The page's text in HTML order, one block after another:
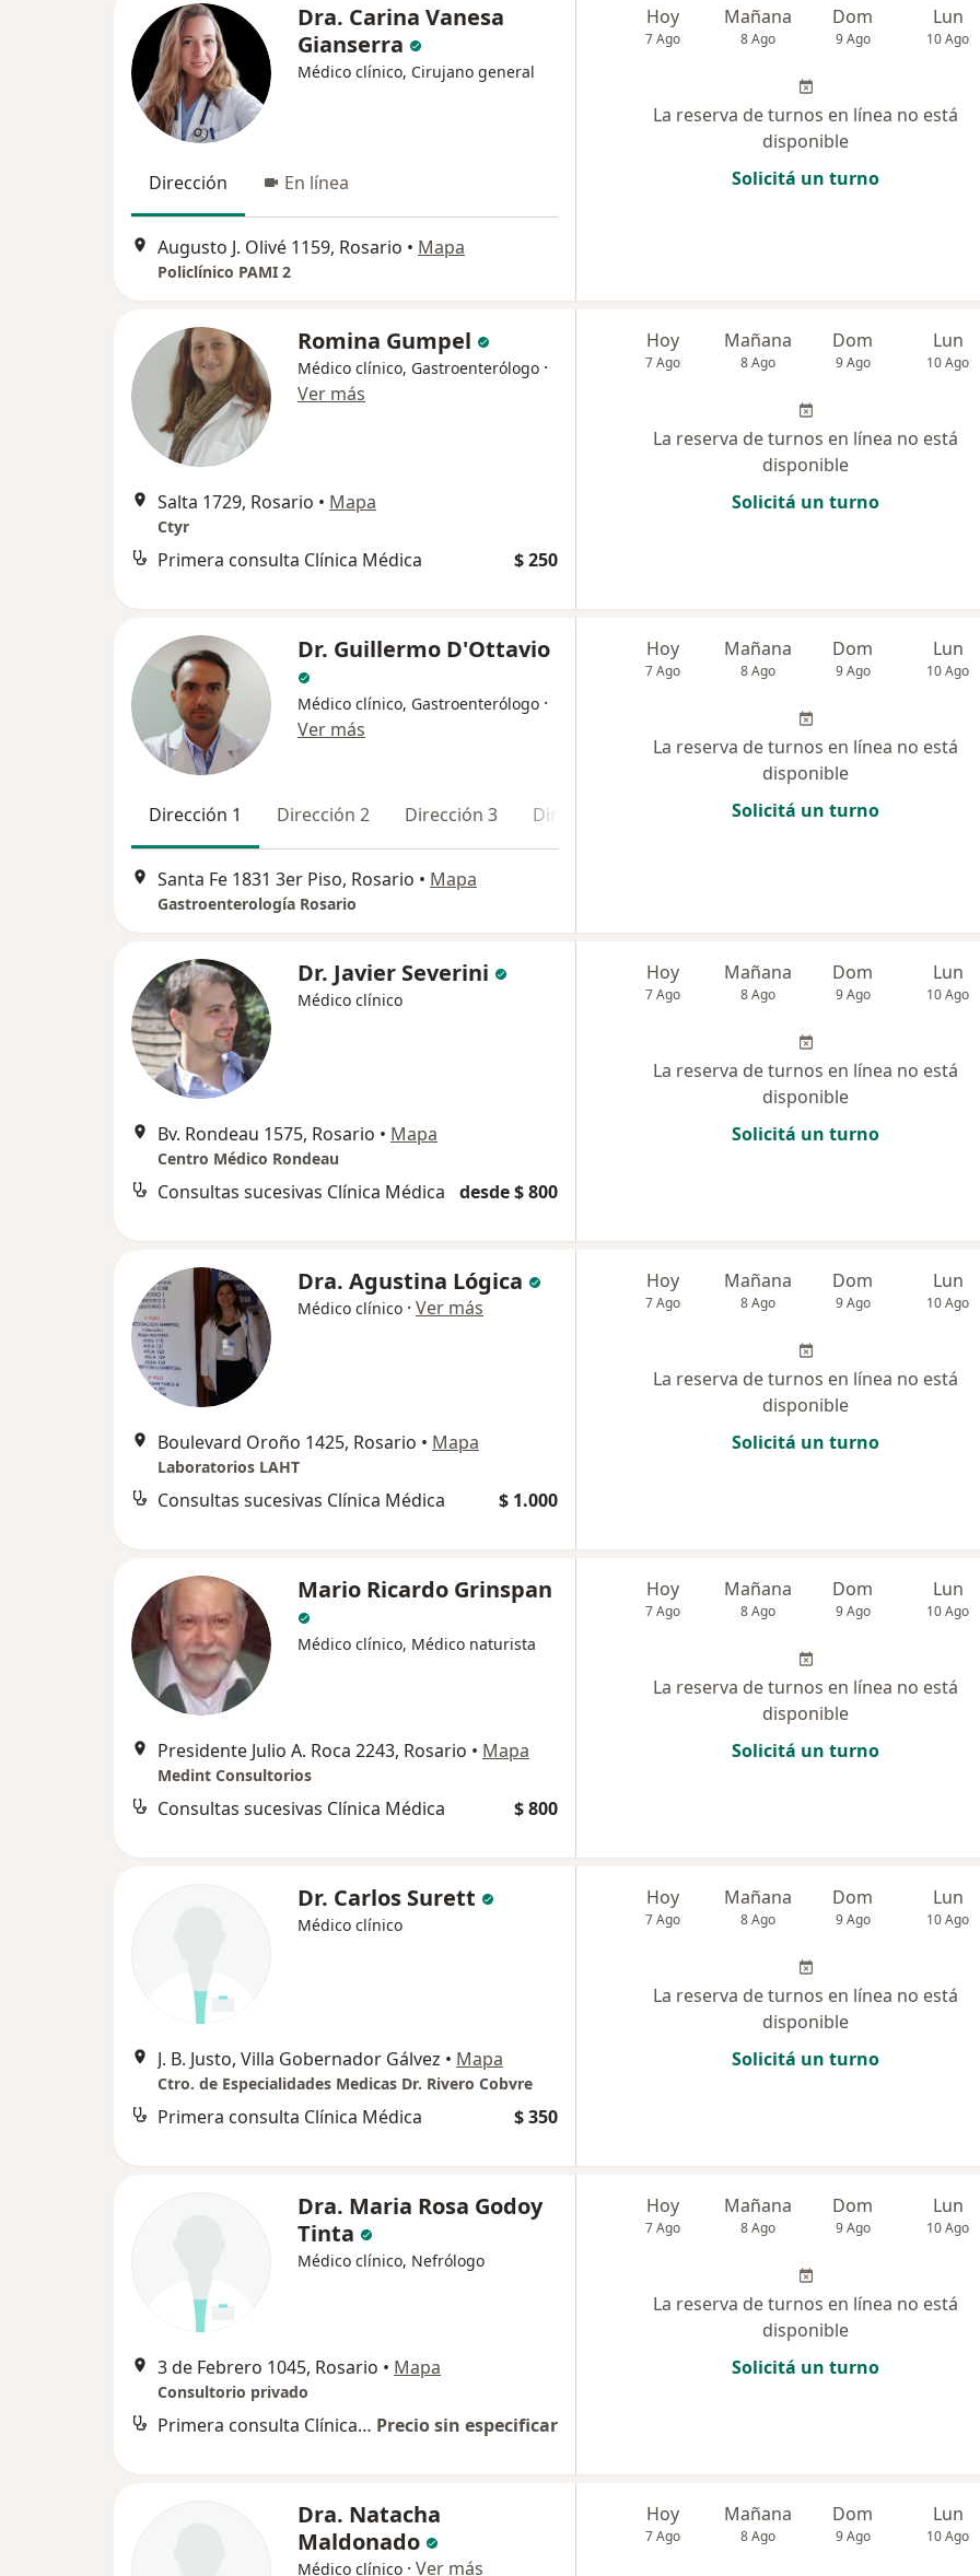
Dra. Carina Vanesa
Gianserra
Médico clínico, Cirujano general
Dirección En línea
Augusto J. Olivé 1159, Rosario • Mapa
Policlínico PAMI 2
Hoy
7 Ago
Mañana
8 Ago
Dom
9 Ago
Lun
10 Ago
La reserva de turnos en línea no está
disponible
Solicitá un turno
Romina Gumpel
Médico clínico, Gastroenterólogo ·
Ver más
Salta 1729, Rosario • Mapa
Ctyr
Primera consulta Clínica Médica $ 250
Hoy
7 Ago
Mañana
8 Ago
Dom
9 Ago
Lun
10 Ago
La reserva de turnos en línea no está
disponible
Solicitá un turno
Dr. Guillermo D'Ottavio
Médico clínico, Gastroenterólogo ·
Ver más
Dirección 1 Dirección 2 Dirección 3 Dirección 4 Dirección 5
Santa Fe 1831 3er Piso, Rosario • Mapa
Gastroenterología Rosario
Hoy
7 Ago
Mañana
8 Ago
Dom
9 Ago
Lun
10 Ago
La reserva de turnos en línea no está
disponible
Solicitá un turno
Dr. Javier Severini
Médico clínico
Bv. Rondeau 1575, Rosario • Mapa
Centro Médico Rondeau
Consultas sucesivas Clínica Médica desde $ 800
Hoy
7 Ago
Mañana
8 Ago
Dom
9 Ago
Lun
10 Ago
La reserva de turnos en línea no está
disponible
Solicitá un turno
Dra. Agustina Lógica
Médico clínico · Ver más
Boulevard Oroño 1425, Rosario • Mapa
Laboratorios LAHT
Consultas sucesivas Clínica Médica $ 1.000
Hoy
7 Ago
Mañana
8 Ago
Dom
9 Ago
Lun
10 Ago
La reserva de turnos en línea no está
disponible
Solicitá un turno
Mario Ricardo Grinspan
Médico clínico, Médico naturista
Presidente Julio A. Roca 2243, Rosario • Mapa
Medint Consultorios
Consultas sucesivas Clínica Médica $ 800
Hoy
7 Ago
Mañana
8 Ago
Dom
9 Ago
Lun
10 Ago
La reserva de turnos en línea no está
disponible
Solicitá un turno
Dr. Carlos Surett
Médico clínico
J. B. Justo, Villa Gobernador Gálvez • Mapa
Ctro. de Especialidades Medicas Dr. Rivero Cobvre
Primera consulta Clínica Médica $ 350
Hoy
7 Ago
Mañana
8 Ago
Dom
9 Ago
Lun
10 Ago
La reserva de turnos en línea no está
disponible
Solicitá un turno
Dra. Maria Rosa Godoy
Tinta
Médico clínico, Nefrólogo
3 de Febrero 1045, Rosario • Mapa
Consultorio privado
Primera consulta Clínica Médica Precio sin especificar
Hoy
7 Ago
Mañana
8 Ago
Dom
9 Ago
Lun
10 Ago
La reserva de turnos en línea no está
disponible
Solicitá un turno
Dra. Natacha
Maldonado
Médico clínico · Ver más
Hoy
7 Ago
Mañana
8 Ago
Dom
9 Ago
Lun
10 Ago